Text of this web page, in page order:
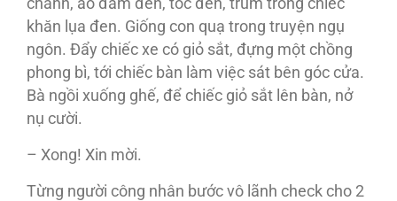
khăn lụa đen. Giống con quạ trong truyện ngụ
ngôn. Đẩy chiếc xe có giỏ sắt, đựng một chồng
phong bì, tới chiếc bàn làm việc sát bên góc cửa.
Bà ngồi xuống ghế, để chiếc giỏ sắt lên bàn, nở
nụ cười.
– Xong! Xin mời.
Từng người công nhân bước vô lãnh check cho 2